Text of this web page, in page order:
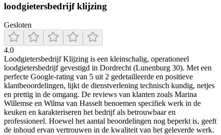
loodgietersbedrijf klijzing
Gesloten
4.0
Loodgietersbedrijf Klijzing is een kleinschalig, operationeel
loodgietersbedrijf gevestigd in Dordrecht (Lunenburg 30). Met een
perfecte Google-rating van 5 uit 2 gedetailleerde en positieve
klantbeoordelingen, lijkt de dienstverlening technisch kundig, netjes
en prettig in de omgang. De reviews van klanten zoals Marina
Willemse en Wilma van Hasselt benoemen specifiek werk in de
keuken en karakteriseren het bedrijf als betrouwbaar en
professioneel. Hoewel het aantal beoordelingen nog beperkt is, geeft
de inhoud ervan vertrouwen in de kwaliteit van het geleverde werk.